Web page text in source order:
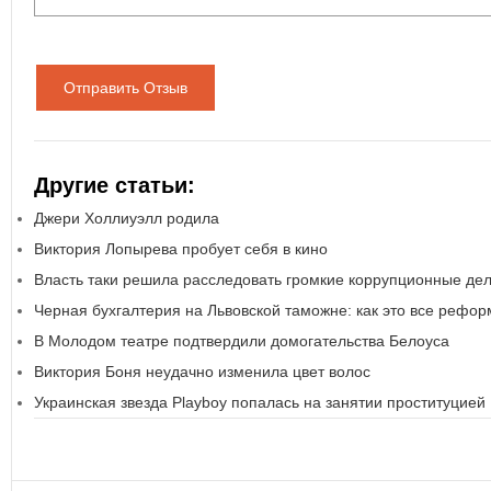
Отправить Отзыв
Другие статьи:
Джери Холлиуэлл родила
Виктория Лопырева пробует себя в кино
Власть таки решила расследовать громкие коррупционные
Черная бухгалтерия на Львовской таможне: как это все
В Молодом театре подтвердили домогательства Белоуса
Виктория Боня неудачно изменила цвет волос
Украинская звезда Playboy попалась на занятии проституцией